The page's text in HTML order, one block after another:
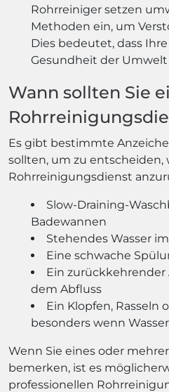
Rohrreiniger setzen
Methoden ein, um
Dies bedeutet, dass
Gesundheit der
Wann sollten Sie
Es gibt bestimmte
sollten, um zu entscheiden,
Rohrreinigungsdienst
Slow-Draining-
Badewannen
Stehendes Wasser
Eine schwache
Ein zurückkehrender
dem Abfluss
Ein Klopfen, Rasseln
besonders wenn
Wenn Sie eines oder
bemerken, ist es
professionellen